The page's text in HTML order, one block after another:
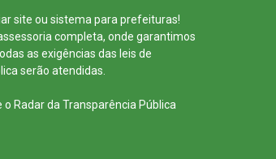
site ou sistema para prefeituras!
completa, onde garantimos
as exigências das leis de
serão atendidas.
o Radar da Transparência Pública